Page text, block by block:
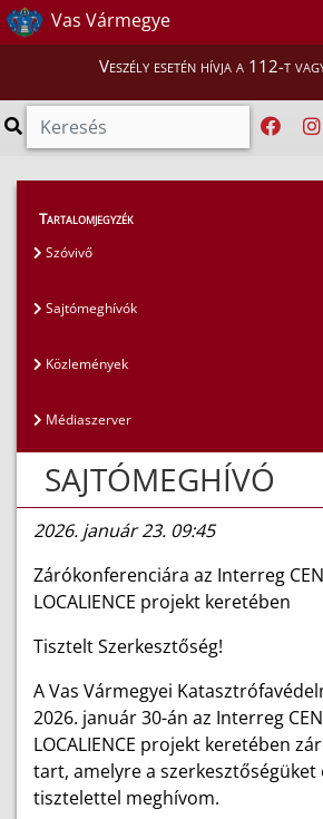
Vas Vármegye
Veszély esetén hívja a 112-t
Magunkról
Tartalomjegyzék
Szóvivő
Sajtómeghívók
Közlemények
Médiaszerver
SAJTÓMEGHÍVÓ
2026. január 23. 09:45
Zárókonferenciára az Interreg
LOCALIENCE projekt keretében
Tisztelt Szerkesztőség!
A Vas Vármegyei
2026. január 30-án az Interreg
LOCALIENCE projekt keretében
tart, amelyrea szerkesztőségüket
tisztelettel meghívom.